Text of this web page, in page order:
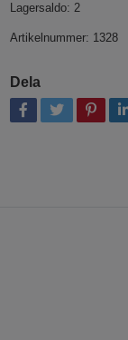
Lagersaldo: 2
Artikelnummer: 1328
Dela